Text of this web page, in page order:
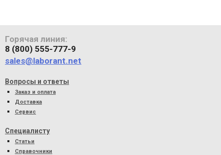
Горячая линия:
8 (800) 555-777-9
sales@laborant.net
Вопросы и ответы
Заказ и оплата
Доставка
Сервис
Специалисту
Статьи
Справочники